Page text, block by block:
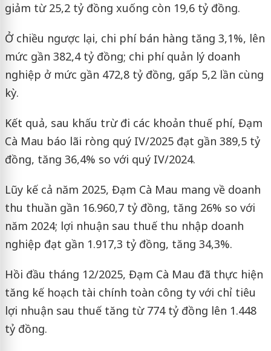
giảm từ 25,2 tỷ đồng xuống còn 19,6 tỷ đồng.
Ở chiều ngược lại, chi phí bán hàng tăng 3,1%, lên
mức gần 382,4 tỷ đồng; chi phí quản lý doanh
nghiệp ở mức gần 472,8 tỷ đồng, gấp 5,2 lần cùng
kỳ.
Kết quả, sau khấu trừ đi các khoản thuế phí, Đạm
Cà Mau báo lãi ròng quý IV/2025 đạt gần 389,5 tỷ
đồng, tăng 36,4% so với quý IV/2024.
Lũy kế cả năm 2025, Đạm Cà Mau mang về doanh
thu thuần gần 16.960,7 tỷ đồng, tăng 26% so với
năm 2024; lợi nhuận sau thuế thu nhập doanh
nghiệp đạt gần 1.917,3 tỷ đồng, tăng 34,3%.
Hồi đầu tháng 12/2025, Đạm Cà Mau đã thực hiện
tăng kế hoạch tài chính toàn công ty với chỉ tiêu
lợi nhuận sau thuế tăng từ 774 tỷ đồng lên 1.448
tỷ đồng.